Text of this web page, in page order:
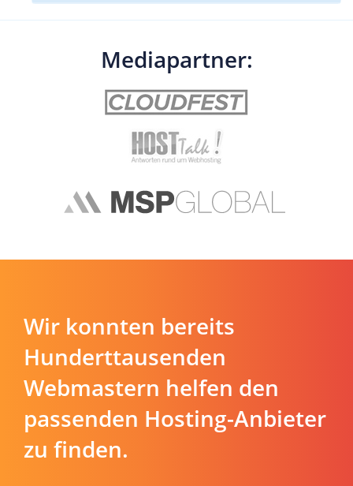
Mediapartner:
Wir konnten bereits
Hunderttausenden
Webmastern helfen den
passenden Hosting-Anbieter
zu finden.